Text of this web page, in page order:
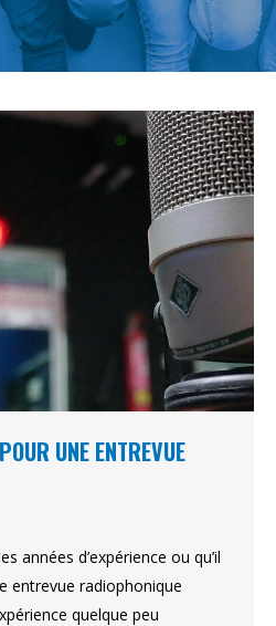
UNE ENTREVUE
années d’expérience ou qu’il
entrevue radiophonique
quelque peu